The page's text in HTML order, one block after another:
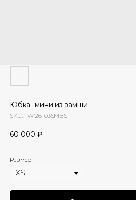
Юбка- мини из замши
SKU: FW’26-03SMBS
60 000 ₽
Размер